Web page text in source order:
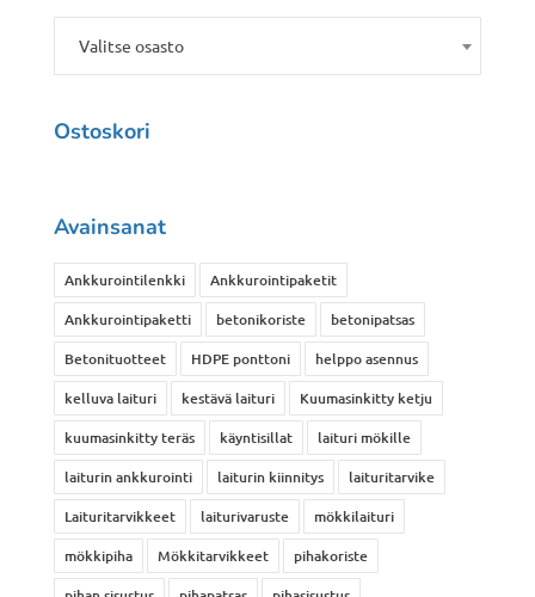
Valitse osasto
Ostoskori
Avainsanat
Ankkurointilenkki
Ankkurointipaketit
Ankkurointipaketti
betonikoriste
betonipatsas
Betonituotteet
HDPE ponttoni
helppo asennus
kelluva laituri
kestävä laituri
Kuumasinkitty ketju
kuumasinkitty teräs
käyntisillat
laituri mökille
laiturin ankkurointi
laiturin kiinnitys
laituritarvike
Laituritarvikkeet
laiturivaruste
mökkilaituri
mökkipiha
Mökkitarvikkeet
pihakoriste